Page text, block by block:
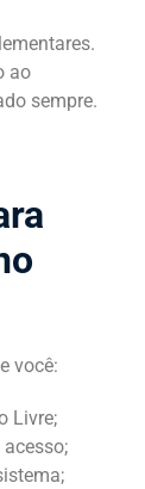
ao
sempre.
você:
Livre;